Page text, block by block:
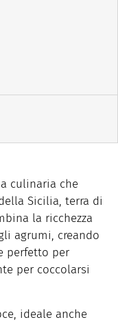
culinaria che
Sicilia, terra di
la ricchezza
agrumi, creando
perfetto per
per coccolarsi
ideale anche